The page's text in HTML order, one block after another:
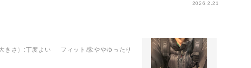
2026.2.21
きさ） :丁度よい フィット感:ややゆったり